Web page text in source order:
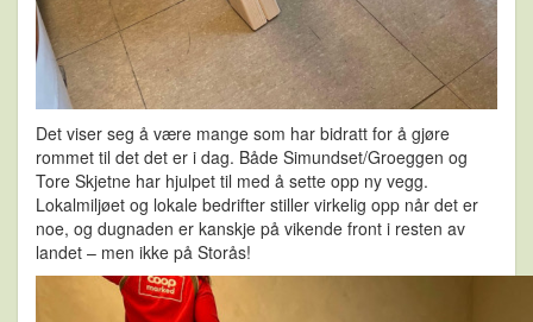
Det viser seg å være mange som har bidratt for å gjøre
rommet til det det er i dag. Både Simundset/Groeggen og
Tore Skjetne har hjulpet til med å sette opp ny vegg.
Lokalmiljøet og lokale bedrifter stiller virkelig opp når det er
noe, og dugnaden er kanskje på vikende front i resten av
landet – men ikke på Storås!